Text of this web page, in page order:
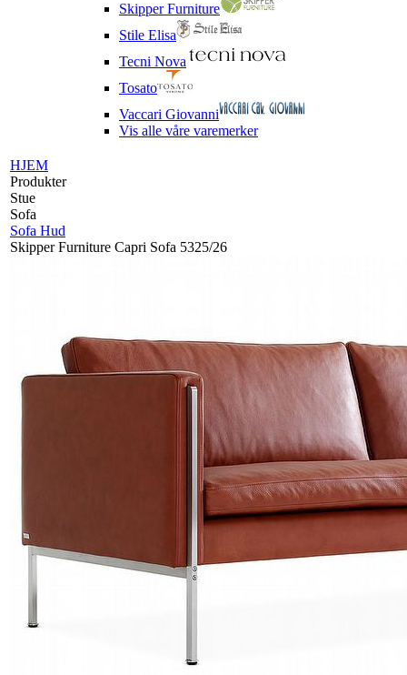
Skipper Furniture
Stile Elisa
Tecni Nova
Tosato
Vaccari Giovanni
Vis alle våre varemerker
HJEM
Produkter
Stue
Sofa
Sofa Hud
Skipper Furniture Capri Sofa 5325/26